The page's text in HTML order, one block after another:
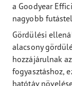
a Goodyear
nagyobb
Gördülési
alacsony
hozzájárulnak
fogyasztáshoz,
hatótáv